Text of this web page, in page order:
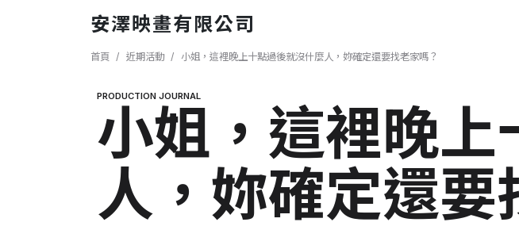
安澤映畫有限公司
導航連結
首頁 近期活動 小姐，這裡晚上十點過後就沒什麼人，妳確定還要找老家嗎？
PRODUCTION JOURNAL
小姐，這裡晚
人，妳確定還要